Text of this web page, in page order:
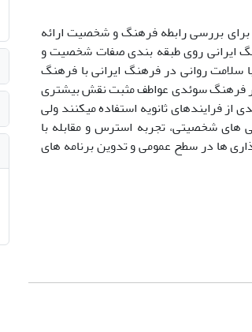
برای بررسی رابطه فرهنگ و شخصیت ارائه
ایرانی روی طبقه بندی صفات شخصیت و
سلامت روانی در فرهنگ ایرانی با فرهنگ
در فرهنگ سوئدی عواطف مثبت نقش بیشتری
از فرایندهای ثانویه استفاده میکنند ولی
های شخصیتی، تجربه استرس و مقابله با
ها در سطح عمومی و تدوین برنامه های